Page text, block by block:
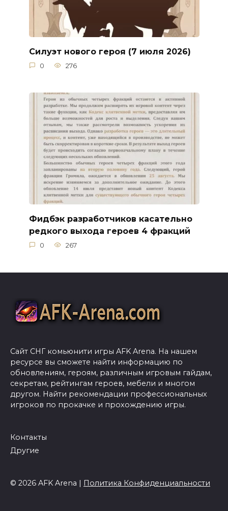
Силуэт нового героя (7 июля 2026)
0 276
Фидбэк разработчиков касательно
редкого выхода героев 4 фракций
0 267
Сайт СНГ комьюнити игры AFK Arena. На нашем
ресурсе вы сможете найти информацию по
обновлениям, героям, различным игровым гайдам,
секретам, рейтингам героев, мебели и многом
другом. Найти рекомендации профессиональных
игроков по прокачке и прохождению игры.
Контакты
Другие
© 2026 AFK Arena | Политика Конфиденциальности